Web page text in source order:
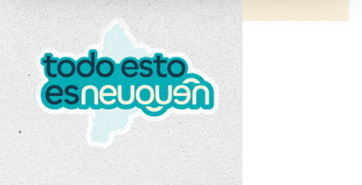
Salud
Formación e investigación